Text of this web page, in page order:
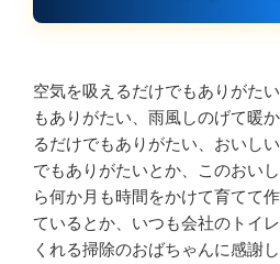
空気を吸えるだけでもありがた
もありがたい、雨風しのげて暖
るだけでもありがたい、おいし
でもありがたいとか、このおい
ら何か月も時間をかけて育てて
ているとか、いつも会社のトイ
くれる掃除のおばちゃんに感謝